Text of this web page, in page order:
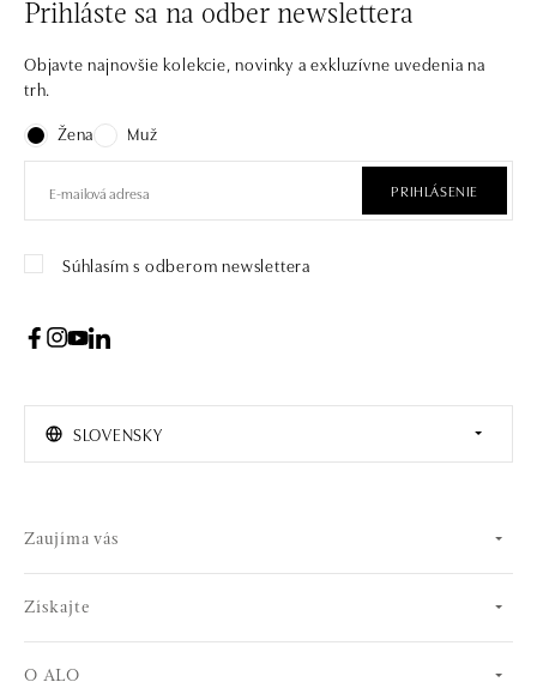
Prihláste sa na odber newslettera
Objavte najnovšie kolekcie, novinky a exkluzívne uvedenia na
trh.
Žena
Muž
PRIHLÁSENIE
Súhlasím s odberom newslettera
SLOVENSKY
Zaujíma vás
Získajte
O ALO